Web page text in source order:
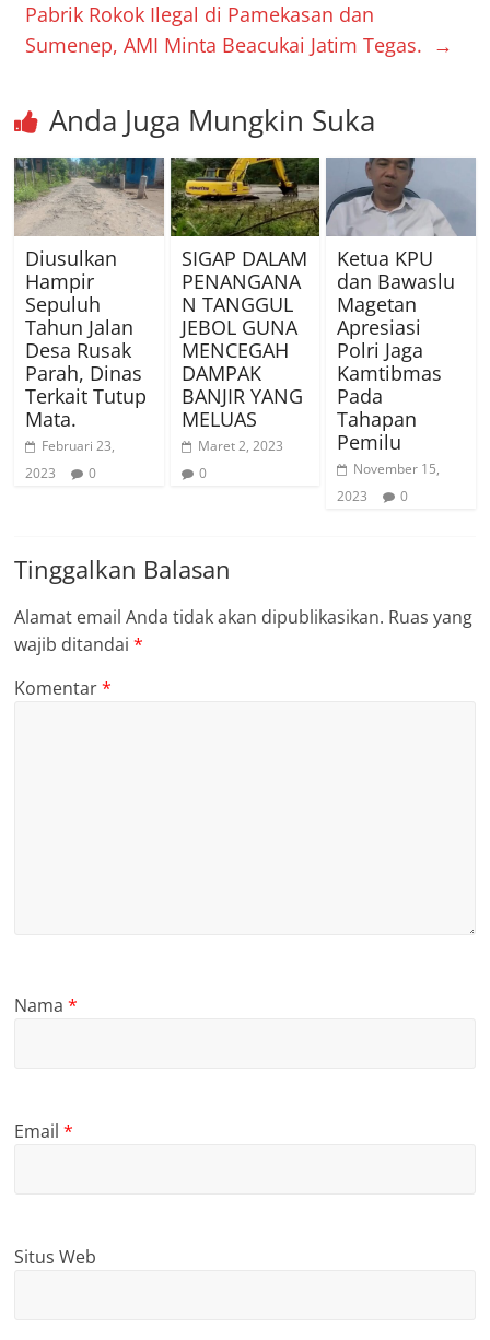
Pabrik Rokok Ilegal di Pamekasan dan
Sumenep, AMI Minta Beacukai Jatim Tegas. →
Anda Juga Mungkin Suka
Diusulkan
Hampir
Sepuluh
Tahun Jalan
Desa Rusak
Parah, Dinas
Terkait Tutup
Mata.
Februari 23,
2023
0
SIGAP DALAM
PENANGANA
N TANGGUL
JEBOL GUNA
MENCEGAH
DAMPAK
BANJIR YANG
MELUAS
Maret 2, 2023
0
Ketua KPU
dan Bawaslu
Magetan
Apresiasi
Polri Jaga
Kamtibmas
Pada
Tahapan
Pemilu
November 15,
2023
0
Tinggalkan Balasan
Alamat email Anda tidak akan dipublikasikan. Ruas yang
wajib ditandai*
Komentar*
Nama*
Email*
Situs Web